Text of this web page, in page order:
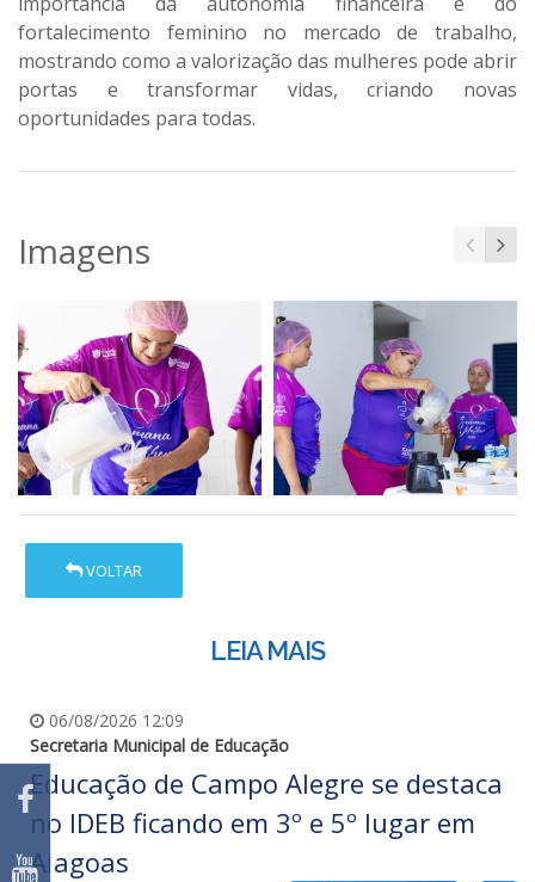
fortalecimento feminino no mercado de trabalho,
mostrando como a valorização das mulheres pode abrir
portas e transformar vidas, criando novas
oportunidades para todas.
Imagens
VOLTAR
LEIA MAIS
06/08/2026 12:09
Secretaria Municipal de Educação
Educação de Campo Alegre se destaca
no IDEB ficando em 3º e 5º lugar em
Alagoas